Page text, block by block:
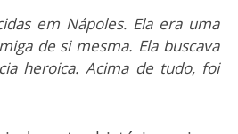
em Nápoles. Ela era uma
de si mesma. Ela buscava
heroica. Acima de tudo, foi